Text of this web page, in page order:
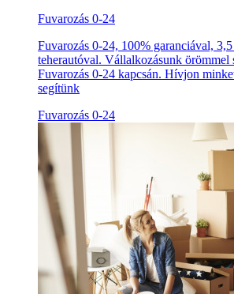
Fuvarozás 0-24
Fuvarozás 0-24, 100% garanciával,
teherautóval. Vállalkozásunk örömmel
Fuvarozás 0-24 kapcsán. Hívjon
segítünk
Fuvarozás 0-24